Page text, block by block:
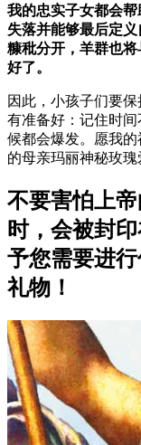
我的忠实子女都会
失落并能够最后定
糠秕分开，羊群也
好了。
因此，小孩子们要
有准备好：记住时
候都会爆发。愿我
的母亲玛丽神秘玫瑰
不要害怕上
时，会被封
予您需要进
礼物！